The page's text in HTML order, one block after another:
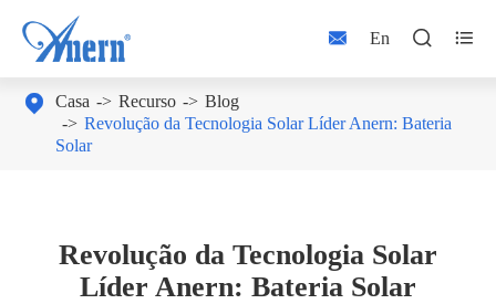
 En  
 Casa Recurso
Blog
Revolução da Tecnologia Solar Líder Anern: Bateria
Solar
Revolução da Tecnologia Solar
Líder Anern: Bateria Solar